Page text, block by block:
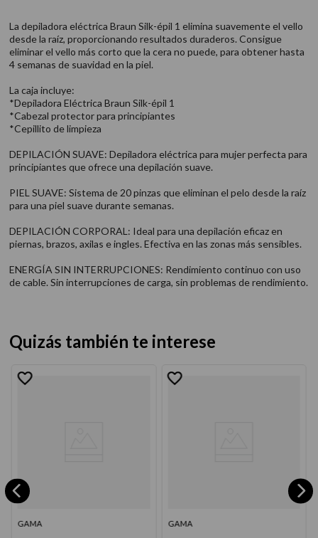
La depiladora eléctrica Braun Silk-épil 1 elimina suavemente el vello
desde la raíz, proporcionando resultados duraderos. Consigue
eliminar el vello más corto que la cera no puede, para obtener hasta
4 semanas de suavidad en la piel.
La caja incluye:
*Depiladora Eléctrica Braun Silk-épil 1
*Cabezal protector para principiantes
*Cepillito de limpieza
DEPILACIÓN SUAVE: Depiladora eléctrica para mujer perfecta para
principiantes que ofrece una depilación suave.
PIEL SUAVE: Sistema de 20 pinzas que eliminan el pelo desde la raíz
para una piel suave durante semanas.
DEPILACIÓN CORPORAL: Ideal para una depilación eficaz en
piernas, brazos, axilas e ingles. Efectiva en las zonas más sensibles.
ENERGÍA SIN INTERRUPCIONES: Rendimiento continuo con uso
de cable. Sin interrupciones de carga, sin problemas de rendimiento.
Quizás también te interese
GAMA GAMA